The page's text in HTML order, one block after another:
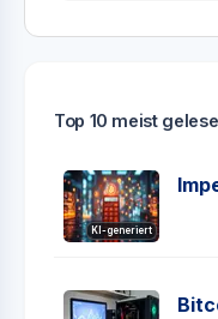
Top 10 meist
KI-generiert